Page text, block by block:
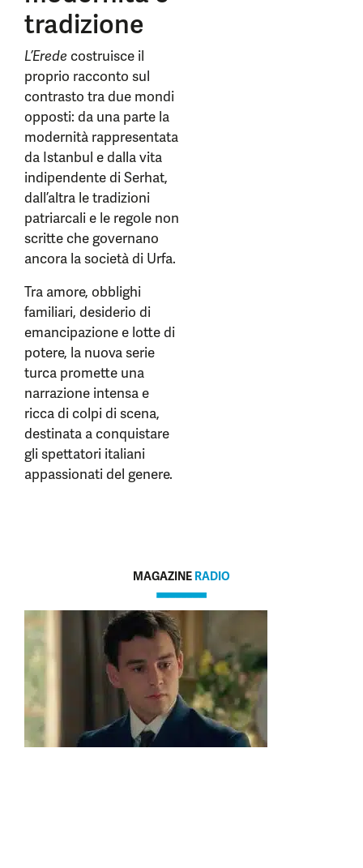
tradizione
L’Erede costruisce il
proprio racconto sul
contrasto tra due mondi
opposti: da una parte la
modernità rappresentata
da Istanbul e dalla vita
indipendente di Serhat,
dall’altra le tradizioni
patriarcali e le regole non
scritte che governano
ancora la società di Urfa.
Tra amore, obblighi
familiari, desiderio di
emancipazione e lotte di
potere, la nuova serie
turca promette una
narrazione intensa e
ricca di colpi di scena,
destinata a conquistare
gli spettatori italiani
appassionati del genere.
MAGAZINE RADIO